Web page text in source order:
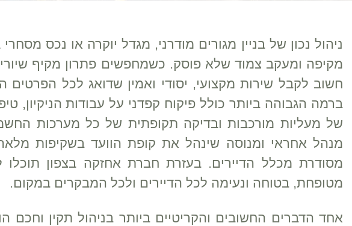
ניהול נכון של בניין מגורים מודרני, מגדל יוקרה או נכס
מקיפה ומעקב צמוד שלא פוסק. כשמחפשים פתרון מקיף
חשוב לקבל שירות מקצועי, יסודי ואמין שדואג לכל הפרטים
ברמה הגבוהה ביותר כולל פיקוח קפדני על עבודות הניקיון,
של מעליות מורכבות ובדיקה תקופתית של כל מערכות
מנהל אחראי ומנוסה שינהל את קופת הוועד בשקיפות מלאה
מסודרת מכלל הדיירים. בעזרת חברת אחזקה בצפון
מטופחת, בטוחה ונעימה לכל הדיירים ולכל המבקרים במקום.
אחד הדברים החשובים והקריטיים ביותר בניהול תקין וחכם